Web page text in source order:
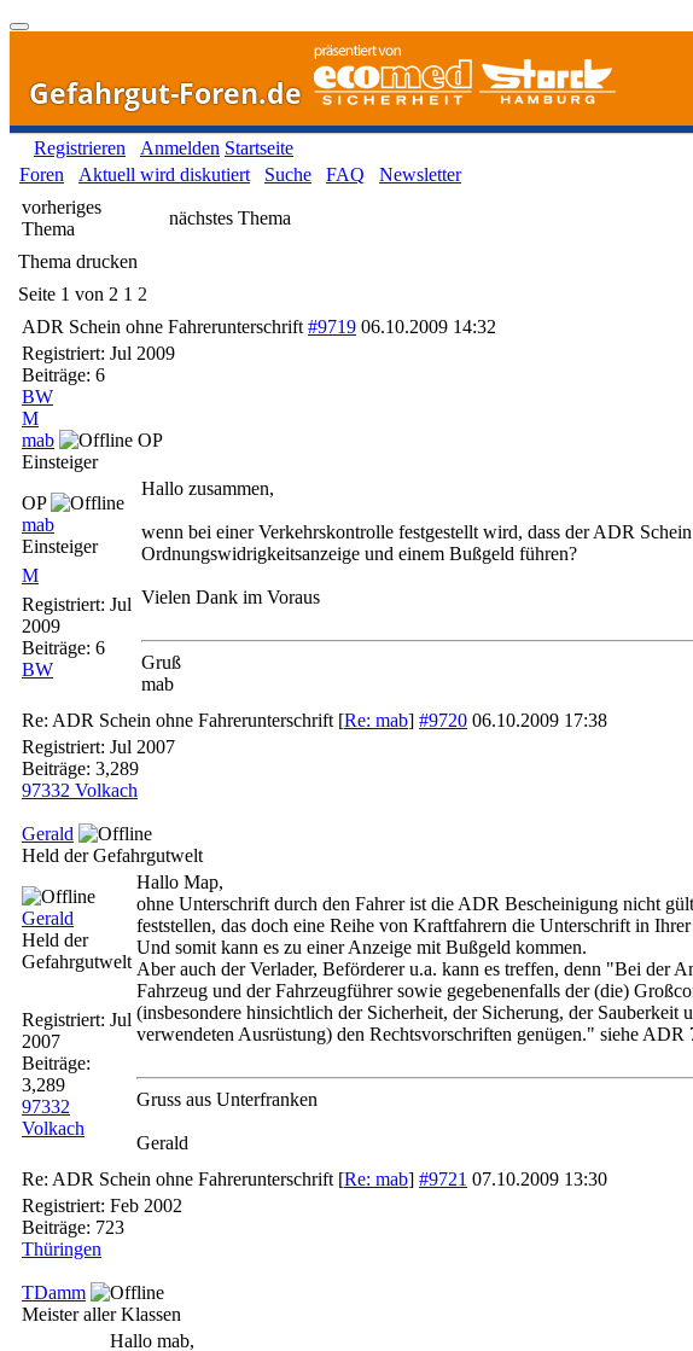
Gefahrgut-Foren.de
Registrieren Anmelden Startseite
Foren
Aktuell wird diskutiert Suche FAQ
Newsletter
vorheriges
Thema
nächstes Thema
Thema drucken
Seite 1 von 2 1 2
ADR Schein ohne Fahrerunterschrift #9719 06.10.2009 14:32
Registriert: Jul 2009
Beiträge: 6
BW
M
mab
OP
Einsteiger
OP
mab
Einsteiger
M
Registriert: Jul
2009
Beiträge: 6
BW
Hallo zusammen,
wenn bei einer Verkehrskontrolle festgestellt wird, dass der ADR
Ordnungswidrigkeitsanzeige und einem Bußgeld führen?
Vielen Dank im Voraus
Gruß
mab
Re: ADR Schein ohne Fahrerunterschrift [Re: mab] #9720 06.10.2009 17:38
Registriert: Jul 2007
Beiträge: 3,289
97332 Volkach
Gerald
Held der Gefahrgutwelt
Gerald
Held der
Gefahrgutwelt
Registriert: Jul
2007
Beiträge:
3,289
97332
Volkach
Hallo Map,
ohne Unterschrift durch den Fahrer ist die ADR Bescheinigung nicht
feststellen, das doch eine Reihe von Kraftfahrern die Unterschrift in
Und somit kann es zu einer Anzeige mit Bußgeld kommen.
Aber auch der Verlader, Beförderer u.a. kann es treffen, denn "Bei der
Fahrzeug und der Fahrzeugführer sowie gegebenenfalls der (die)
(insbesondere hinsichtlich der Sicherheit, der Sicherung, der
verwendeten Ausrüstung) den Rechtsvorschriften genügen." siehe ADR
Gruss aus Unterfranken
Gerald
Re: ADR Schein ohne Fahrerunterschrift [Re: mab] #9721 07.10.2009 13:30
Registriert: Feb 2002
Beiträge: 723
Thüringen
TDamm
Meister aller Klassen
Hallo mab,